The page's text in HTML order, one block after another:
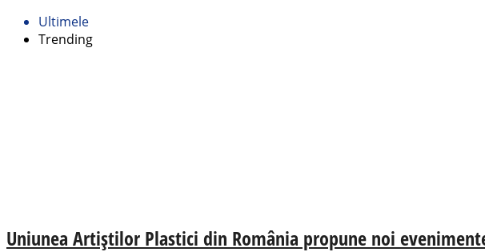
Ultimele
Trending
Uniunea Artiștilor Plastici din România propune noi